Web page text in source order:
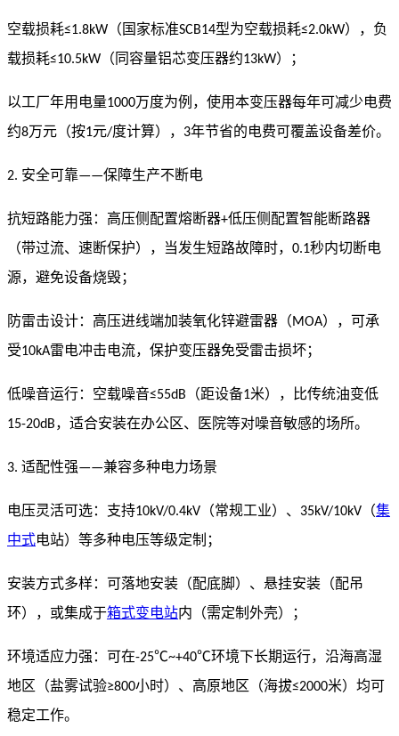
空载损耗≤1.8kW （国家标准SCB14型为空载损耗≤2.0kW），负
载损耗≤10.5kW （同容量铝芯变压器约13kW）；
以工厂年用电量1000万度为例，使用本变压器每年可减少电费
约8万元（按1元/度计算）， 3年节省的电费可覆盖设备差价。
2. 安全可靠——保障生产不断电
抗短路能力强：高压侧配置熔断器+低压侧配置智能断路器
（带过流、速断保护），当发生短路故障时， 0.1秒内切断电
源，避免设备烧毁；
防雷击设计：高压进线端加装氧化锌避雷器（MOA），可承
受10kA雷电冲击电流，保护变压器免受雷击损坏；
低噪音运行：空载噪音≤55dB （距设备1米），比传统油变低
15-20dB，适合安装在办公区、医院等对噪音敏感的场所。
3. 适配性强——兼容多种电力场景
电压灵活可选：支持10kV/0.4kV （常规工业）、 35kV/10kV （集
中式电站）等多种电压等级定制；
安装方式多样：可落地安装（配底脚）、悬挂安装（配吊
环），或集成于箱式变电站内（需定制外壳）；
环境适应力强：可在-25℃~+40℃环境下长期运行，沿海高湿
地区（盐雾试验≥800小时）、高原地区（海拔≤2000米）均可
稳定工作。